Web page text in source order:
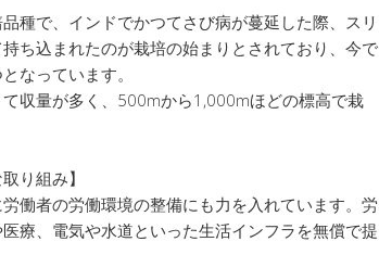
種で、インドでかつてさび病が蔓延した際、スリ
ち込まれたのが栽培の始まりとされており、今で
なっています。
収量が多く、500mから1,000mほどの標高で栽
り組み】
働者の労働環境の整備にも力を入れています。労
療、電気や水道といった生活インフラを無償で提